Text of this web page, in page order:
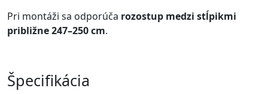
Pri montáži sa odporúča rozostup medzi stĺpikmi
približne 247–250 cm.
Špecifikácia